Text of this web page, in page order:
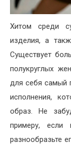
Хитом среди
изделия, а
Существует
полукруглых
для себя самый
исполнения,
образ. Не
примеру, если
разнообразьте